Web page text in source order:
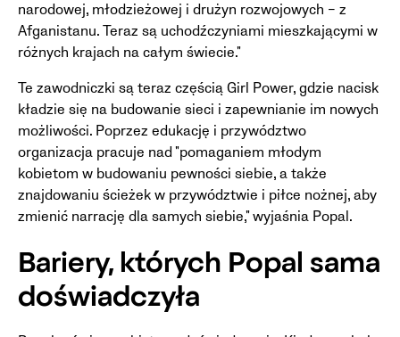
narodowej, młodzieżowej i drużyn rozwojowych – z
Afganistanu. Teraz są uchodźczyniami mieszkającymi w
różnych krajach na całym świecie."
Te zawodniczki są teraz częścią Girl Power, gdzie nacisk
kładzie się na budowanie sieci i zapewnianie im nowych
możliwości. Poprzez edukację i przywództwo
organizacja pracuje nad "pomaganiem młodym
kobietom w budowaniu pewności siebie, a także
znajdowaniu ścieżek w przywództwie i piłce nożnej, aby
zmienić narrację dla samych siebie," wyjaśnia Popal.
Bariery, których Popal sama
doświadczyła